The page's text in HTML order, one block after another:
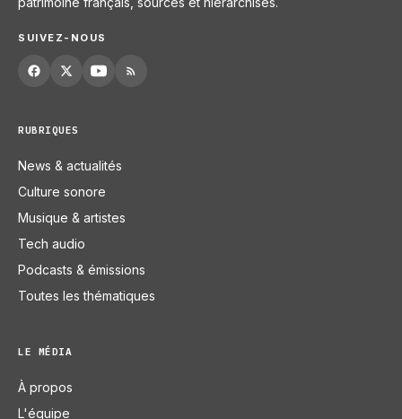
SUIVEZ-NOUS
RUBRIQUES
News & actualités
Culture sonore
Musique & artistes
Tech audio
Podcasts & émissions
Toutes les thématiques
LE MÉDIA
À propos
L'équipe